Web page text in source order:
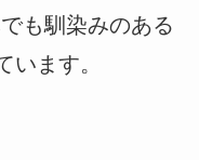
も馴染みのある
います。